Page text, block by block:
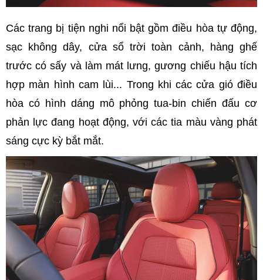
Các trang bị tiện nghi nổi bật gồm điều hòa tự động,
sạc không dây, cửa sổ trời toàn cảnh, hàng ghế
trước có sấy và làm mát lưng, gương chiếu hậu tích
hợp màn hình cam lùi... Trong khi các cửa gió điều
hòa có hình dáng mô phỏng tua-bin chiến đấu cơ
phản lực đang hoạt động, với các tia màu vàng phát
sáng cực kỳ bắt mắt.